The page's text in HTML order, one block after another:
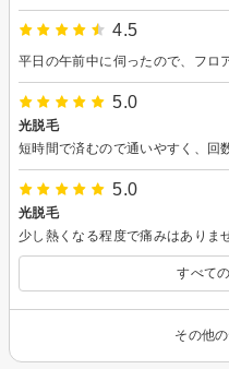
4.5
5.0
光脱毛
5.0
光脱毛
すべて
その他